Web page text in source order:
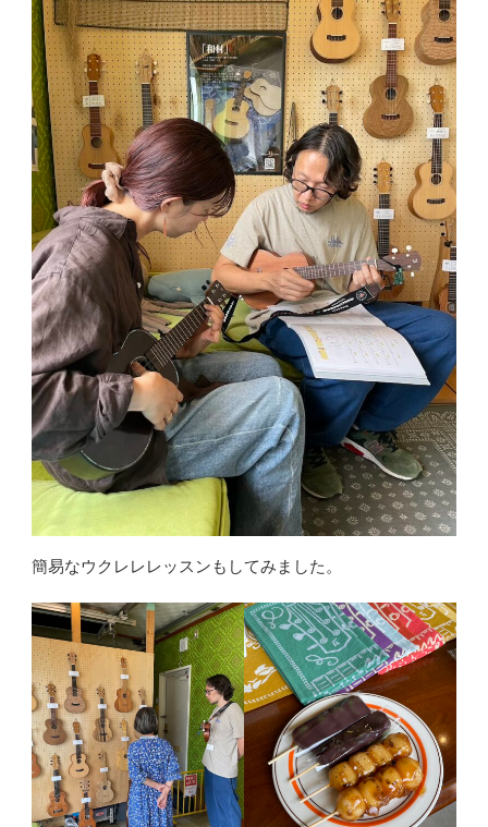
簡易なウクレレレッスンもしてみました。